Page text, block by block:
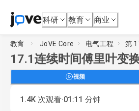
科研 教育 商业
教育 JoVE Core 电气工程 第
17.1连续时间傅里叶变
视频
1.4K 次观看·01:11 分钟